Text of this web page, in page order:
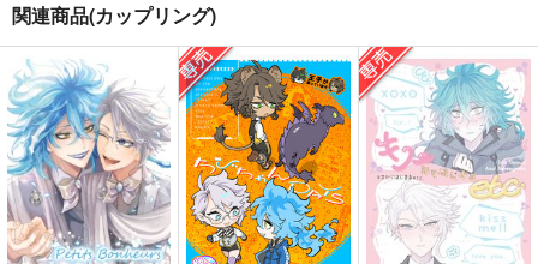
作品詳細
ログ！2
C3H8O3
専売 1,100円（税込）
その他
キョウヤ×カラスバ
サンプル
青年Kの虚実について
C3H8O3
専売 1,729円 （税込）
その他
キョウヤ×カラスバ
サンプル
ログ！
C3H8O3
専売 1,100円（税込）
その他
キョウヤ×カラスバ
サンプル
関連商品(カップリング)